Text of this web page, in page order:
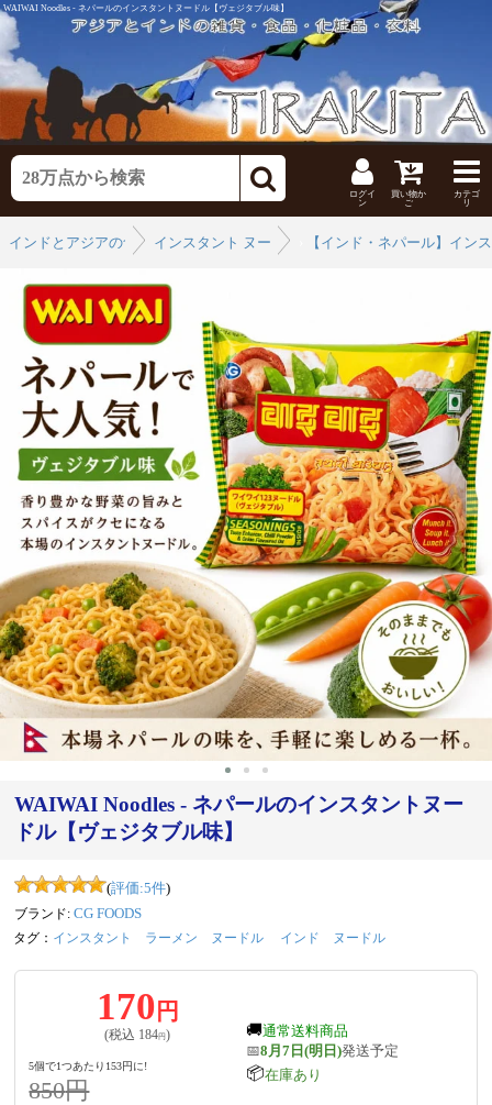
WAIWAI Noodles - ネパールのインスタントヌードル【ヴェジタブル味】
ログイ
ン
買い物か
ご
カテゴ
リ
インドとアジアの食品・食材インスタント ヌードル 【インド・ネパール】イン
›
WAIWAI Noodles - ネパールのインスタントヌー
ドル【ヴェジタブル味】
(評価:5件)
ブランド: CG FOODS
タグ： インスタント ラーメン ヌードル インド ヌードル
170 円
(税込 184円)
5個で1つあたり153円に!
850円
🚚通常送料商品
📅8月7日(明日)発送予定
📦在庫あり